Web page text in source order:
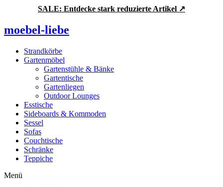
springen
SALE: Entdecke stark reduzierte Artikel ↗
moebel-liebe
Strandkörbe
Gartenmöbel
Gartenstühle & Bänke
Gartentische
Gartenliegen
Outdoor Lounges
Esstische
Sideboards & Kommoden
Sessel
Sofas
Couchtische
Schränke
Teppiche
Menü